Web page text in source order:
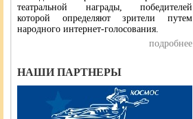
театральной награды, победителей
которой определяют зрители путем
народного интернет-голосования.
подробнее
НАШИ ПАРТНЕРЫ